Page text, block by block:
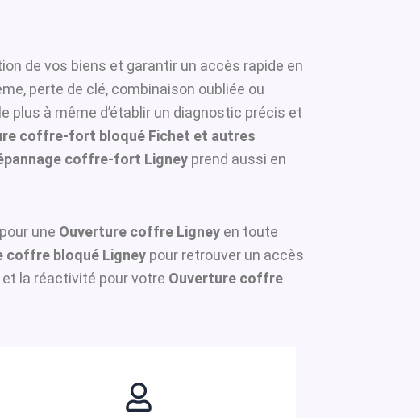
de vos biens et garantir un accès rapide en
perte de clé, combinaison oubliée ou
plus à même d’établir un diagnostic précis et
coffre-fort bloqué Fichet et autres
coffre-fort Ligney prend aussi en
une Ouverture coffre Ligney en toute
coffre bloqué Ligney pour retrouver un accès
la réactivité pour votre Ouverture coffre